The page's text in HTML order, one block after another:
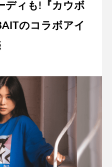
ディも!『カウボ
のコラボアイ